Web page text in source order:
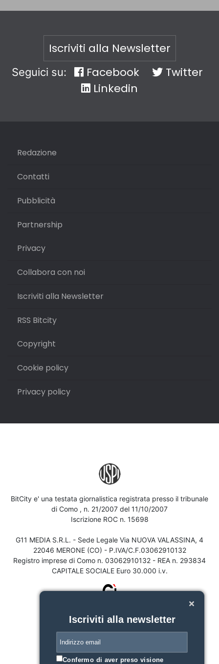
Iscriviti alla Newsletter
Seguici su: Facebook
Twitter
Linkedin
Redazione
Contatti
Pubblicità
Partnership
Privacy
Collabora con noi
Iscriviti alla Newsletter
RSS Bitcity
Copyright
Cookie policy
Privacy policy
BitCity e' una testata giornalistica registrata presso il tribunale
di Como , n. 21/2007 del 11/10/2007
Iscrizione ROC n. 15698
G11 MEDIA S.R.L. - Sede Legale Via NUOVA VALASSINA, 4
22046 MERONE (CO) - P.IVA/C.F.03062910132
Registro imprese di Como n. 03062910132 - REA n. 293834
CAPITALE SOCIALE Euro 30.000 i.v.
Iscriviti alla newsletter
Confermo di aver preso visione